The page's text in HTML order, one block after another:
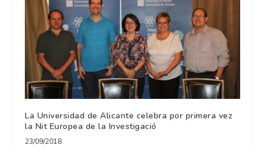
La Universidad de Alicante celebra por primera vez
la Nit Europea de la Investigació
23/09/2018